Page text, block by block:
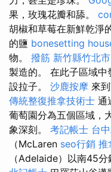
果，玫瑰花瓣和舔。
胡椒和草莓在新鮮乾淨
的鹽 bonesetting
物。 撥筋 新竹縣竹北市
製造的。 在此子區域
設拉子。 沙鹿按摩 來
傳統整復推拿技術士 通
葡萄園分為五個區域，
象深刻。 考記帳士 台
（McLaren seo行銷 推
（Adelaide）以南45